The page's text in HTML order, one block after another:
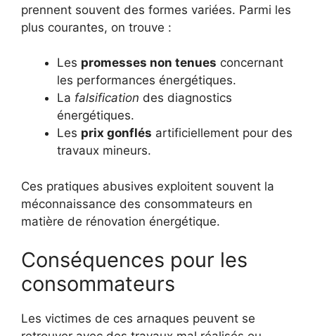
prennent souvent des formes variées. Parmi les
plus courantes, on trouve :
Les promesses non tenues concernant
les performances énergétiques.
La falsification des diagnostics
énergétiques.
Les prix gonflés artificiellement pour des
travaux mineurs.
Ces pratiques abusives exploitent souvent la
méconnaissance des consommateurs en
matière de rénovation énergétique.
Conséquences pour les
consommateurs
Les victimes de ces arnaques peuvent se